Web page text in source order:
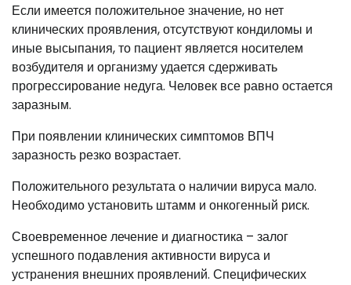
Если имеется положительное значение, но нет
клинических проявления, отсутствуют кондиломы и
иные высыпания, то пациент является носителем
возбудителя и организму удается сдерживать
прогрессирование недуга. Человек все равно остается
заразным.
При появлении клинических симптомов ВПЧ
заразность резко возрастает.
Положительного результата о наличии вируса мало.
Необходимо установить штамм и онкогенный риск.
Своевременное лечение и диагностика – залог
успешного подавления активности вируса и
устранения внешних проявлений. Специфических